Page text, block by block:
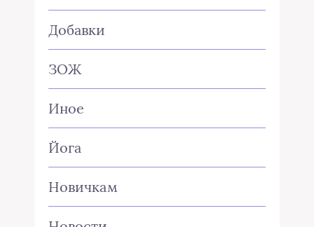
Добавки
ЗОЖ
Иное
Йога
Новичкам